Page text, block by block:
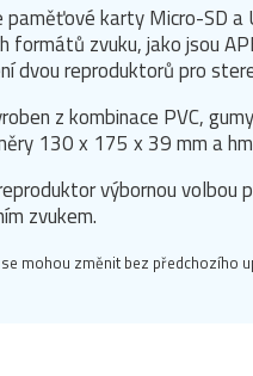
karty Micro-SD a
formátů zvuku, jako jsou
dvou reproduktorů pro
z kombinace PVC,
130 x 175 x 39 mm a
výbornou volbou
zvukem.
mohou změnit bez předchozího